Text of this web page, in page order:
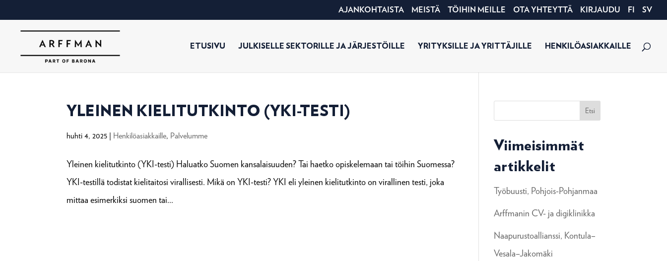
AJANKOHTAISTA MEISTÄ TÖIHIN MEILLE OTA YHTEYTTÄ KIRJAUDU FI SV
ETUSIVU JULKISELLE SEKTORILLE JA JÄRJESTÖILLE YRITYKSILLE JA YRITTÄJILLE HENKILÖASIAKKAILLE
YLEINEN KIELITUTKINTO (YKI-TESTI)
huhti 4, 2025 | Henkilöasiakkaille, Palvelumme
Yleinen kielitutkinto (YKI-testi) Haluatko Suomen kansalaisuuden? Tai haetko opiskelemaan tai töihin Suomessa?
YKI-testillä todistat kielitaitosi virallisesti. Mikä on YKI-testi? YKI eli yleinen kielitutkinto on virallinen testi, joka
mittaa esimerkiksi suomen tai...
Etsi
Viimeisimmät
artikkelit
Työbuusti, Pohjois-Pohjanmaa
Arffmanin CV- ja digiklinikka
Naapurustoallianssi, Kontula–
Vesala–Jakomäki